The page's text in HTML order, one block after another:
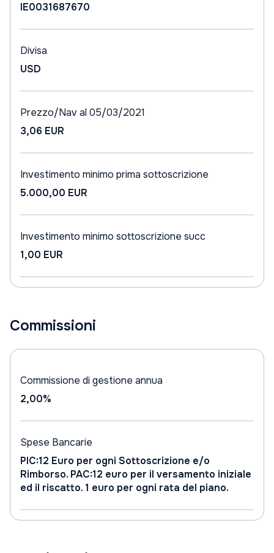
IE0031687670
Divisa
USD
Prezzo/Nav al 05/03/2021
3,06 EUR
Investimento minimo prima sottoscrizione
5.000,00 EUR
Investimento minimo sottoscrizione succ
1,00 EUR
Commissioni
Commissione di gestione annua
2,00%
Spese Bancarie
PIC:12 Euro per ogni Sottoscrizione e/o
Rimborso. PAC:12 euro per il versamento iniziale
ed il riscatto. 1 euro per ogni rata del piano.